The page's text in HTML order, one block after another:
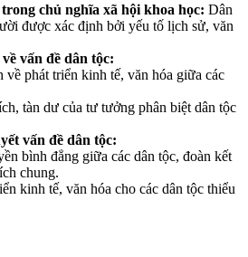
chủ nghĩa xã hội khoa học: Dân
được xác định bởi yếu tố lịch sử, văn
vấn đề dân tộc:
về phát triển kinh tế, văn hóa giữa các
tàn dư của tư tưởng phân biệt dân tộc
vấn đề dân tộc:
bình đẳng giữa các dân tộc, đoàn kết
chung.
kinh tế, văn hóa cho các dân tộc thiểu